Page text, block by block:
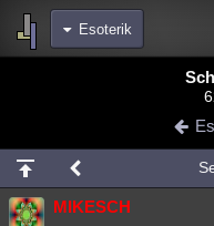
Esoterik
Chat Wiki
meine Rubriken
Menschen Wissenschaft
MIKESCH